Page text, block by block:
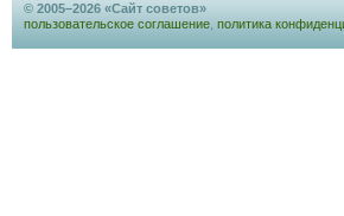
© 2005–2026 «Сайт советов»
пользовательское соглашение политика